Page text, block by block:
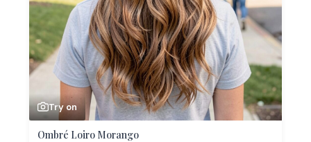
Try on
Ombré Loiro Morango